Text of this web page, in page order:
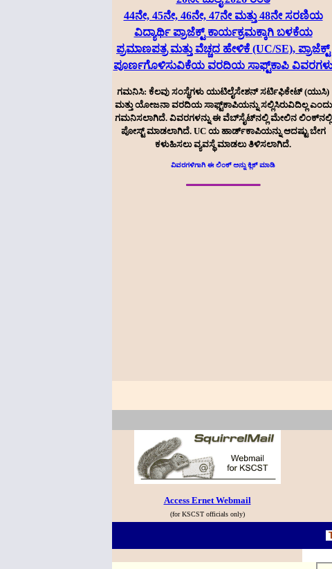
44ನೇ, 45ನೇ, 46ನೇ, 47ನೇ ಮತ್ತು 48ನೇ ಸರಣಿಯ
ವಿದ್ಯಾರ್ಥಿ ಪ್ರಾಜೆಕ್ಟ್ ಕಾರ್ಯಕ್ರಮಕ್ಕಾಗಿ ಬಳಕೆಯ
ಪ್ರಮಾಣಪತ್ರ ಮತ್ತು ವೆಚ್ಚದ ಹೇಳಿಕೆ (UC/SE), ಪ್ರಾಜೆಕ್ಟ್
ಪೂರ್ಣಗೊಳಿಸುವಿಕೆಯ ವರದಿಯ ಸಾಫ್ಟ್‌ಕಾಪಿ
ಗಮನಿಸಿ: ಕೆಲವು ಸಂಸ್ಥೆಗಳು ಯುಟಿಲೈಸೇಶನ್ ಸರ್ಟಿಫಿಕೇಟ್ (ಯುಸಿ)
ಮತ್ತು ಯೋಜನಾ ವರದಿಯ ಸಾಫ್ಟ್‌ಕಾಪಿಯನ್ನು ಸಲ್ಲಿಸಿರುವಿದಿಲ್ಲ ಎಂದು
ಗಮನಿಸಲಾಗಿದೆ. ವಿವರಗಳನ್ನು ಈ ವೆಬ್‌ಸೈಟ್‌ನಲ್ಲಿ ಮೇಲಿನ ಲಿಂಕ್‌ನಲ್ಲಿ
ಪೋಸ್ಟ್ ಮಾಡಲಾಗಿದೆ. UC ಯ ಹಾರ್ಡ್‌ಕಾಪಿಯನ್ನು ಆದಷ್ಟು ಬೇಗ
ಕಳುಹಿಸಲು ವ್ಯವಸ್ಥೆ ಮಾಡಲು ತಿಳಿಸಲಾಗಿದೆ.
ವಿವರಗಳಿಗಾಗಿ ಈ ಲಿಂಕ್ ಅನ್ನು ಕ್ಲಿಕ್ ಮಾಡಿ
Access Ernet Webmail
(for KSCST officials only)